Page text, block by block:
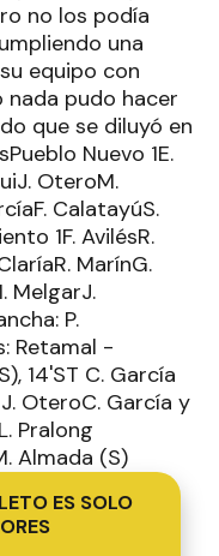
no los podía
una
equipo con
pudo hacer
que se diluyó en
Nuevo 1E.
OteroM.
CalatayúS.
1F. AvilésR.
MarínG.
MelgarJ.
P.
Retamal -
14'ST C. García
OteroC. García y
Pralong
Almada (S)
ES SOLO